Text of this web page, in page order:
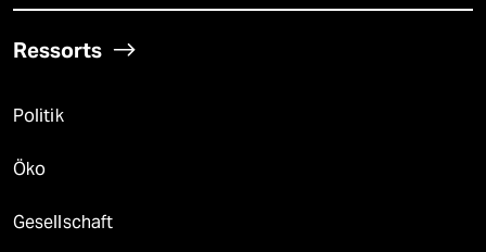
Ressorts
Politik
Öko
Gesellschaft